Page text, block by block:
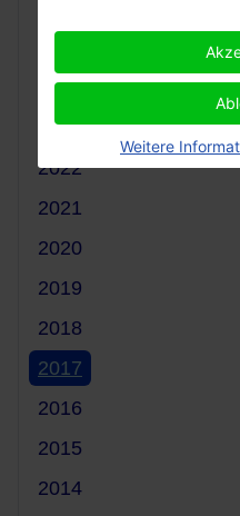
2024
2023
2022
2021
2020
2019
2018
2017
2016
2015
2014
Weitere